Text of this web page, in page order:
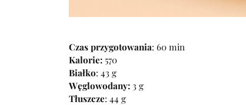
Czas przygotowania: 60 min
Kalorie: 570
Białko: 43 g
Węglowodany: 3 g
Tłuszcze: 44 g